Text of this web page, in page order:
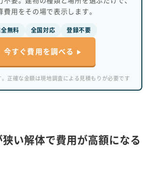
費用をその場で表示します。
全無料 全国対応 登録不要
今すぐ費用を調べる
正確な金額は現地調査による見積もりが必要です
い解体で費用が高額になる